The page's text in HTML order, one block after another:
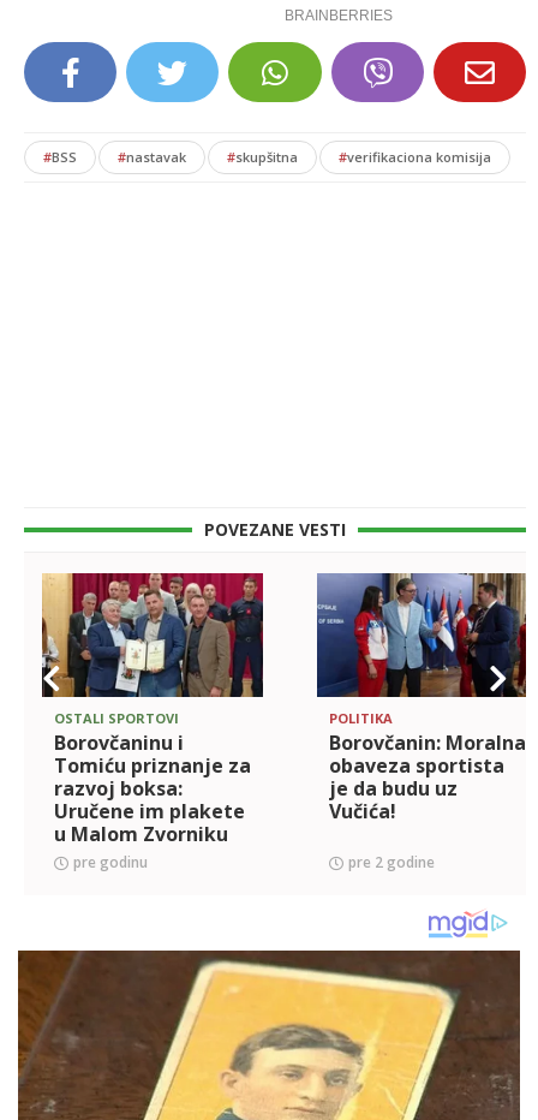
#BSS #nastavak #skupšitna #verifikaciona komisija
POVEZANE VESTI
OSTALI SPORTOVI
Borovčaninu i
Tomiću priznanje za
razvoj boksa:
Uručene im plakete
u Malom Zvorniku
pre godinu
POLITIKA
Borovčanin: Moralna
obaveza sportista
je da budu uz
Vučića!
pre 2 godine